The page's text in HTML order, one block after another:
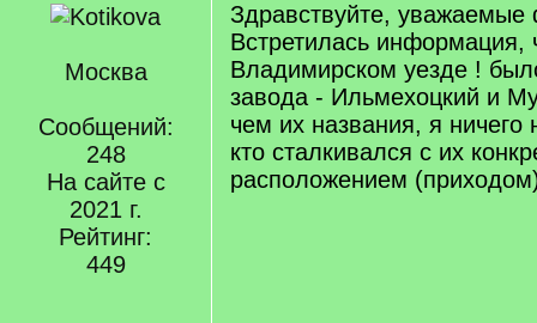
Москва
Сообщений:
248
На сайте с
2021 г.
Рейтинг:
449
Здравствуйте, уважаемые
Встретилась информация,
Владимирском уезде !
завода - Ильмехоцкий и
чем их названия, я
кто сталкивался с их
расположением